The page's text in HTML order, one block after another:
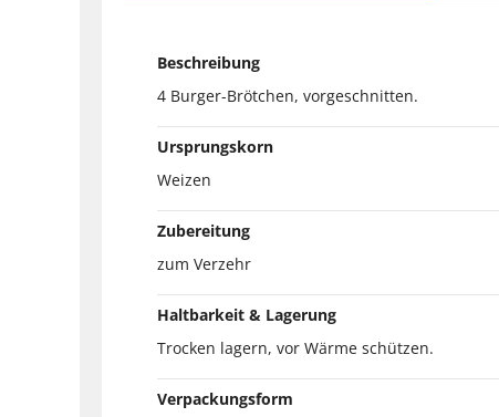
Beschreibung
4 Burger-Brötchen, vorgeschnitten.
Ursprungskorn
Weizen
Zubereitung
zum Verzehr
Haltbarkeit & Lagerung
Trocken lagern, vor Wärme schützen.
Verpackungsform